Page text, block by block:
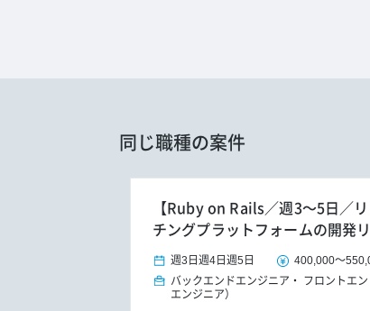
同じ職種の案件
【Ruby on Rails／週3～5日／
チングプラットフォームの開発
週3日 週4日 週5日 400,000～
バックエンドエンジニア
フロントエ
エンジニア）